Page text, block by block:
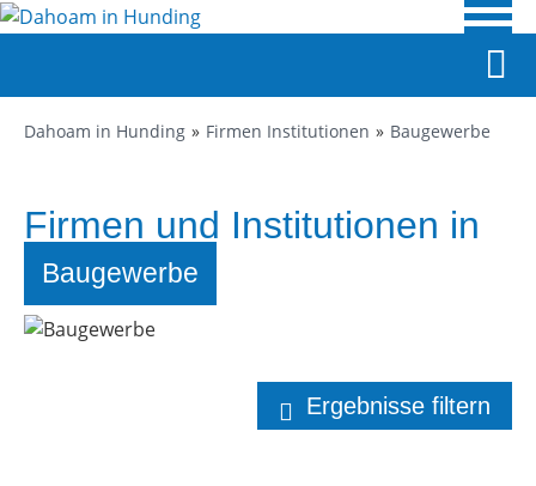
Dahoam in Hunding Firmen Institutionen Baugewerbe
Firmen und Institutionen in
Hunding
Baugewerbe
Ergebnisse filtern